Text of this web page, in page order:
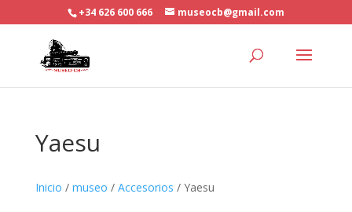
+34 626 600 666 museocb@gmail.com
Yaesu
Inicio / museo / Accesorios / Yaesu